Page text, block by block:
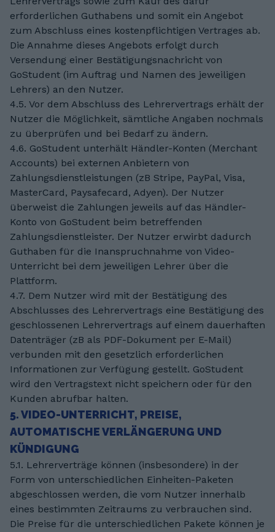
erforderlichen Guthabens und somit ein Angebot
zum Abschluss eines kostenpflichtigen Vertrages ab.
Die Annahme dieses Angebots erfolgt durch
Versendung einer Bestätigungsnachricht von
GoStudent (im Auftrag und Namen des jeweiligen
Lehrers) an den Nutzer.
4.5. Vor dem Abschluss des Lehrervertrags erhält der
Nutzer die Möglichkeit, sämtliche Angaben nochmals
zu überprüfen und bei Bedarf zu ändern.
4.6. GoStudent unterhält Händler-Konten (Merchant
Accounts) bei externen Anbietern von
Zahlungsdienstleistungen (zB Stripe, PayPal, Visa,
MasterCard, Paysafecard, Adyen). Der Nutzer
überweist die Zahlungen jeweils auf das Händler-
Konto von GoStudent beim betreffenden
Zahlungsdienstleister. Der Nutzer erwirbt dadurch
Guthaben für die Inanspruchnahme von Video-
Unterricht bei dem jeweiligen Lehrer über die
Plattform.
4.7. Dem Nutzer wird mit der Bestätigung des
Abschlusses des Lehrervertrags eine Bestätigung des
geschlossenen Lehrervertrags auf einem dauerhaften
Datenträger (zB als PDF-Dokument per E-Mail)
verbunden mit den gesetzlich erforderlichen
Informationen zur Verfügung gestellt. GoStudent
wird den Vertragstext nicht speichern oder für den
Kunden abrufbar halten.
5. VIDEO-UNTERRICHT, PREISE,
AUTOMATISCHE VERLÄNGERUNG UND
KÜNDIGUNG
5.1. Lehrerverträge können (insbesondere) in der
Form von unterschiedlichen Einheiten-Paketen
abgeschlossen werden, die vom Nutzer innerhalb
eines bestimmten Zeitraums zu verbrauchen sind.
Die Preise für die unterschiedlichen Pakete können je